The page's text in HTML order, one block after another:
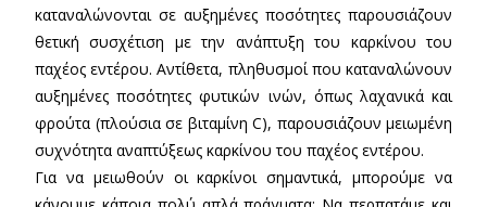
καταναλώνονται σε αυξημένες ποσότητες παρουσιάζουν
θετική συσχέτιση με την ανάπτυξη του καρκίνου του
παχέος εντέρου. Αντίθετα, πληθυσμοί που καταναλώνουν
αυξημένες ποσότητες φυτικών ινών, όπως λαχανικά και
φρούτα (πλούσια σε βιταμίνη C), παρουσιάζουν μειωμένη
συχνότητα αναπτύξεως καρκίνου του παχέος εντέρου.
Για να μειωθούν οι καρκίνοι σημαντικά, μπορούμε να